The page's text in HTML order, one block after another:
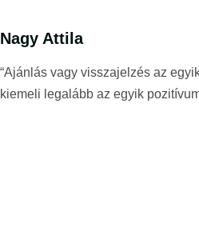
Nagy Attila
“Ajánlás vagy visszajelzés az
kiemeli legalább az egyik